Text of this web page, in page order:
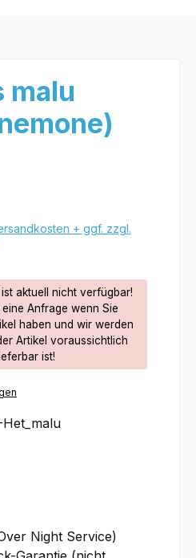
malu
+ ggf. zzgl.
ist aktuell nicht verfügbar!
Anfrage wenn Sie
haben und wir werden
Artikel voraussichtlich
ist!
Het_malu
Night Service)